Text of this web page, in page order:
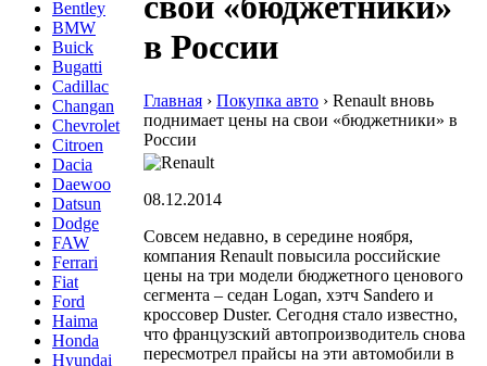
Bentley
BMW
Buick
Bugatti
Cadillac
Changan
Chevrolet
Citroen
Dacia
Daewoo
Datsun
Dodge
FAW
Ferrari
Fiat
Ford
Haima
Honda
Hyundai
в России
Главная › Покупка авто › Renault вновь
поднимает цены на свои «бюджетники» в
России
08.12.2014
Совсем недавно, в середине ноября,
компания Renault повысила российские
цены на три модели бюджетного ценового
сегмента – седан Logan, хэтч Sandero и
кроссовер Duster. Сегодня стало известно,
что французский автопроизводитель снова
пересмотрел прайсы на эти автомобили в